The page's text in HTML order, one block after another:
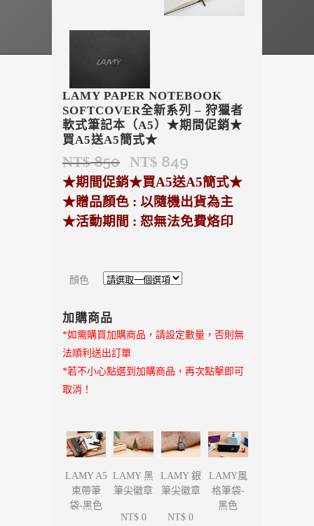
LAMY PAPER NOTEBOOK
SOFTCOVER全新系列 – 狩獵者
軟式筆記本（A5）★期間促銷★
買A5送A5簡式★
NT$850
原
始
格：
NT$ 849
前
價
格：
★期間促銷★買A5送A5簡式★
★贈品顏色 : 以隨機出貨為主
★活動期間 : 恕無法免費烙印
顏色
加購商品
*如需購買加購商品，請設定數量，否則無
法順利送出訂單
*若不小心點選到加購商品，再次點擊即可
取消！
LAMY A5
束帶筆
袋-黑色
LAMY 黑
筆尖徽章
NT$ 0
LAMY 銀
筆尖徽章
NT$ 0
LAMY風
格筆袋-
黑色